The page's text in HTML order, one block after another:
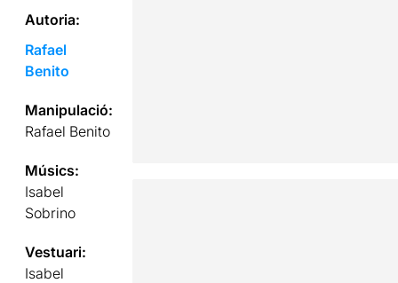
Autoria:
Rafael
Benito
Manipulació:
Rafael Benito
Músics:
Isabel
Sobrino
Vestuari:
Isabel